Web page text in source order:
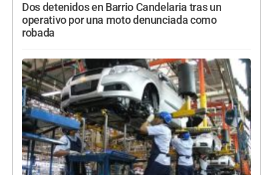
Dos detenidos en Barrio Candelaria tras un
operativo por una moto denunciada como
robada